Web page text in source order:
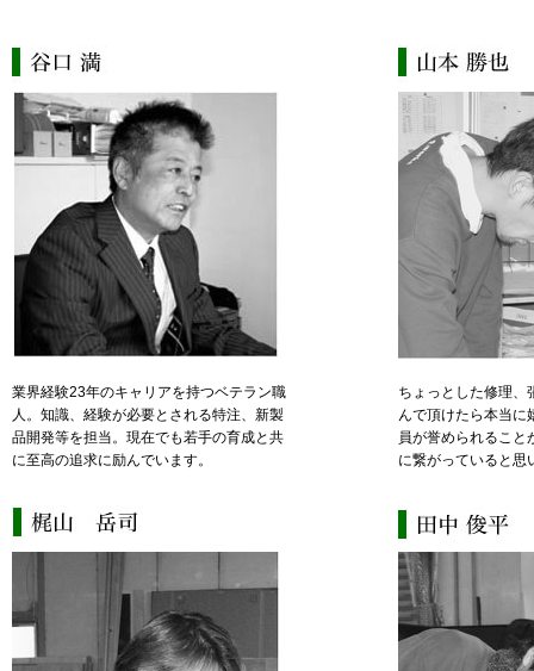
業界経験23年のキャリアを持つベテラン職
人。知識、経験が必要とされる特注、新製
品開発等を担当。現在でも若手の育成と共
に至高の追求に励んでいます。
ちょっとした修理、
んで頂けたら本当に
員が誉められること
に繋がっていると思